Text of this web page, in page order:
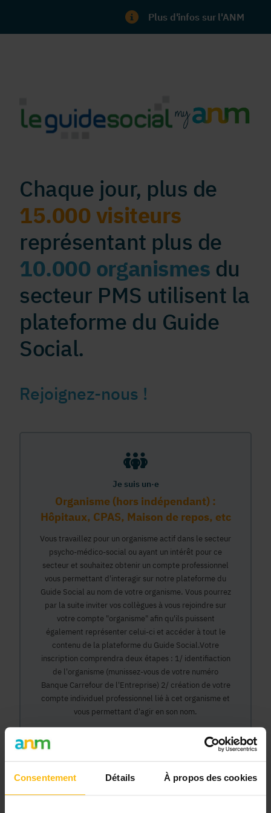
Consentement Détails À propos des cookies
Plus d'infos sur l'ANM
Chaque jour, plus de
15.000 visiteurs
représentant plus de
10.000 organismes du
secteur PMS utilisent la
plateforme du Guide
Social.
Rejoignez-nous !
Je suis un·e
Organisme (hors indépendant) :
Hôpitaux, CPAS, Maison de repos, etc
Vous travaillez pour un organisme actif dans le secteur
psycho-médico-social ou ayant un intérêt pour ce
secteur et souhaitez obtenir un compte professionnel
vous permettant d'interagir sur notre plateforme du
Guide Social au nom de votre organisme. Vous pourrez
par la suite inviter vos collègues à vous rejoindre sur
votre compte "organisme" afin qu'ils puissent
également représenter celui-ci et accéder à tout le
contenu de la plateforme du Guide Social.Votre
inscription comprendra deux étapes : 1/ identifiaction
de l'organisme (munissez-vous de votre numéro
Banque Carrefour de l'Entreprise) 2/ création de votre
compte individuel professionnel lié à cet organisme et
vous permettant d'agir en son nom.